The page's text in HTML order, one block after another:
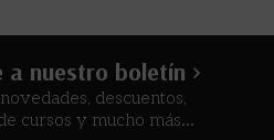
a nuestro boletín >
descuentos,
cursos y mucho más...